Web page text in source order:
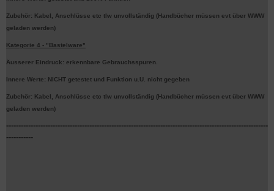
Zubehör: Kabel, Anschlüsse etc tlw unvollständig (Handbücher müssen evt über WWW
geladen werden)
Kategorie 4 - "Bastelware"
Äusserer Eindruck: erkennbare Gebrauchsspuren.
Innere Werte: NICHT getestet und Funktion u.U. nicht gegeben
Zubehör: Kabel, Anschlüsse etc tlw unvollständig (Handbücher müssen evt über WWW
geladen werden)
-----------------------------------------------------------------------------------------------------------
-----------